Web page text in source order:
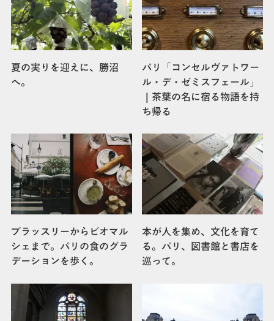
夏の実りを迎えに、勝沼
へ。
パリ「コンセルヴァトワー
ル・デ・ゼミスフェール」
｜茶葉の名に宿る物語を持
ち帰る
ブラッスリーからビオマル
シェまで。パリの食のグラ
デーションを歩く。
本が人を集め、文化を育て
る。パリ、図書館と書店を
巡って。